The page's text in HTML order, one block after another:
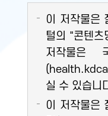
이 저작물은
털의 "콘텐츠
저작물은
실 수 있습니
이 저작물은